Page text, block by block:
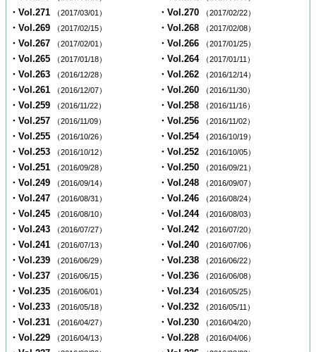
・Vol.271 （2017/03/01） ・Vol.270 （2017/02/22）
・Vol.269 （2017/02/15） ・Vol.268 （2017/02/08）
・Vol.267 （2017/02/01） ・Vol.266 （2017/01/25）
・Vol.265 （2017/01/18） ・Vol.264 （2017/01/11）
・Vol.263 （2016/12/28） ・Vol.262 （2016/12/14）
・Vol.261 （2016/12/07） ・Vol.260 （2016/11/30）
・Vol.259 （2016/11/22） ・Vol.258 （2016/11/16）
・Vol.257 （2016/11/09） ・Vol.256 （2016/11/02）
・Vol.255 （2016/10/26） ・Vol.254 （2016/10/19）
・Vol.253 （2016/10/12） ・Vol.252 （2016/10/05）
・Vol.251 （2016/09/28） ・Vol.250 （2016/09/21）
・Vol.249 （2016/09/14） ・Vol.248 （2016/09/07）
・Vol.247 （2016/08/31） ・Vol.246 （2016/08/24）
・Vol.245 （2016/08/10） ・Vol.244 （2016/08/03）
・Vol.243 （2016/07/27） ・Vol.242 （2016/07/20）
・Vol.241 （2016/07/13） ・Vol.240 （2016/07/06）
・Vol.239 （2016/06/29） ・Vol.238 （2016/06/22）
・Vol.237 （2016/06/15） ・Vol.236 （2016/06/08）
・Vol.235 （2016/06/01） ・Vol.234 （2016/05/25）
・Vol.233 （2016/05/18） ・Vol.232 （2016/05/11）
・Vol.231 （2016/04/27） ・Vol.230 （2016/04/20）
・Vol.229 （2016/04/13） ・Vol.228 （2016/04/06）